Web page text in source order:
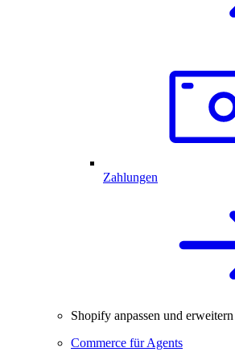
Zahlungen
Shopify anpassen und erweitern
Commerce für Agents